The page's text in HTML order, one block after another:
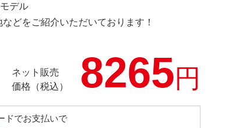
デル
どをご紹介いただいております！
ネット販売
価格（税込）
8265円
ドでお支払いで